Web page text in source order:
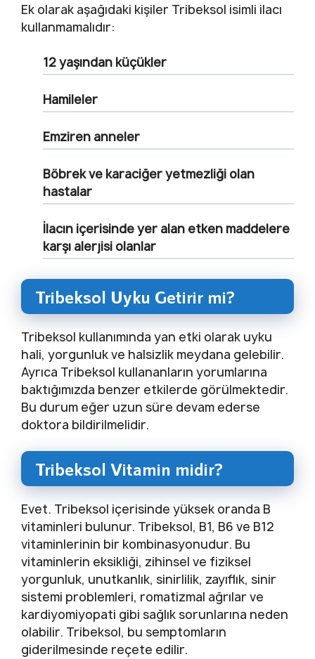
Ek olarak aşağıdaki kişiler Tribeksol isimli ilacı
kullanmamalıdır:
12 yaşından küçükler
Hamileler
Emziren anneler
Böbrek ve karaciğer yetmezliği olan
hastalar
İlacın içerisinde yer alan etken maddelere
karşı alerjisi olanlar
Tribeksol Uyku Getirir mi?
Tribeksol kullanımında yan etki olarak uyku
hali, yorgunluk ve halsizlik meydana gelebilir.
Ayrıca Tribeksol kullananların yorumlarına
baktığımızda benzer etkilerde görülmektedir.
Bu durum eğer uzun süre devam ederse
doktora bildirilmelidir.
Tribeksol Vitamin midir?
Evet. Tribeksol içerisinde yüksek oranda B
vitaminleri bulunur. Tribeksol, B1, B6 ve B12
vitaminlerinin bir kombinasyonudur. Bu
vitaminlerin eksikliği, zihinsel ve fiziksel
yorgunluk, unutkanlık, sinirlilik, zayıflık, sinir
sistemi problemleri, romatizmal ağrılar ve
kardiyomiyopati gibi sağlık sorunlarına neden
olabilir. Tribeksol, bu semptomların
giderilmesinde reçete edilir.